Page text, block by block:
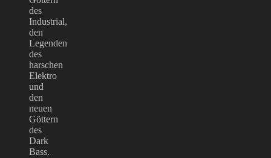
des
Industrial,
den
Legenden
des
harschen
Elektro
und
den
neuen
Göttern
des
Dark
Bass.